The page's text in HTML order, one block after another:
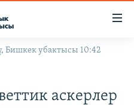
Бишкек убактысы 10:42
аскерлер